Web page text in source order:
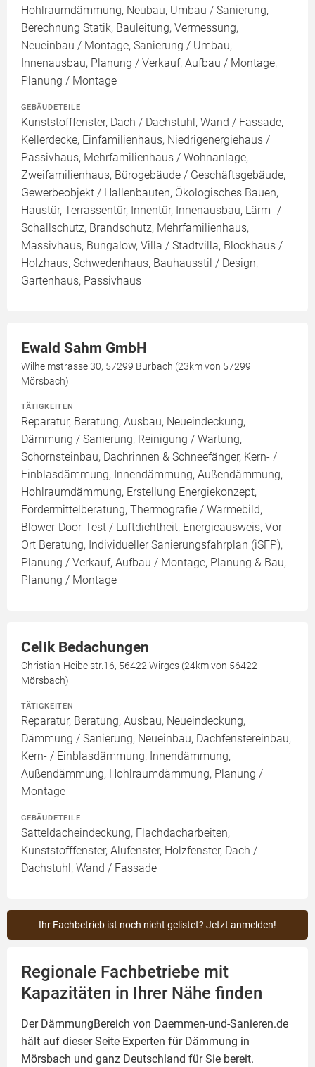
Hohlraumdämmung, Neubau, Umbau / Sanierung,
Berechnung Statik, Bauleitung, Vermessung,
Neueinbau / Montage, Sanierung / Umbau,
Innenausbau, Planung / Verkauf, Aufbau / Montage,
Planung / Montage
GEBÄUDETEILE
Kunststofffenster, Dach / Dachstuhl, Wand / Fassade,
Kellerdecke, Einfamilienhaus, Niedrigenergiehaus /
Passivhaus, Mehrfamilienhaus / Wohnanlage,
Zweifamilienhaus, Bürogebäude / Geschäftsgebäude,
Gewerbeobjekt / Hallenbauten, Ökologisches Bauen,
Haustür, Terrassentür, Innentür, Innenausbau, Lärm- /
Schallschutz, Brandschutz, Mehrfamilienhaus,
Massivhaus, Bungalow, Villa / Stadtvilla, Blockhaus /
Holzhaus, Schwedenhaus, Bauhausstil / Design,
Gartenhaus, Passivhaus
Ewald Sahm GmbH
Wilhelmstrasse 30, 57299 Burbach (23km von 57299
Mörsbach)
TÄTIGKEITEN
Reparatur, Beratung, Ausbau, Neueindeckung,
Dämmung / Sanierung, Reinigung / Wartung,
Schornsteinbau, Dachrinnen & Schneefänger, Kern- /
Einblasdämmung, Innendämmung, Außendämmung,
Hohlraumdämmung, Erstellung Energiekonzept,
Fördermittelberatung, Thermografie / Wärmebild,
Blower-Door-Test / Luftdichtheit, Energieausweis, Vor-
Ort Beratung, Individueller Sanierungsfahrplan (iSFP),
Planung / Verkauf, Aufbau / Montage, Planung & Bau,
Planung / Montage
Celik Bedachungen
Christian-Heibelstr.16, 56422 Wirges (24km von 56422
Mörsbach)
TÄTIGKEITEN
Reparatur, Beratung, Ausbau, Neueindeckung,
Dämmung / Sanierung, Neueinbau, Dachfenstereinbau,
Kern- / Einblasdämmung, Innendämmung,
Außendämmung, Hohlraumdämmung, Planung /
Montage
GEBÄUDETEILE
Satteldacheindeckung, Flachdacharbeiten,
Kunststofffenster, Alufenster, Holzfenster, Dach /
Dachstuhl, Wand / Fassade
Ihr Fachbetrieb ist noch nicht gelistet? Jetzt anmelden!
Regionale Fachbetriebe mit
Kapazitäten in Ihrer Nähe finden
Der DämmungBereich von Daemmen-und-Sanieren.de
hält auf dieser Seite Experten für Dämmung in
Mörsbach und ganz Deutschland für Sie bereit.